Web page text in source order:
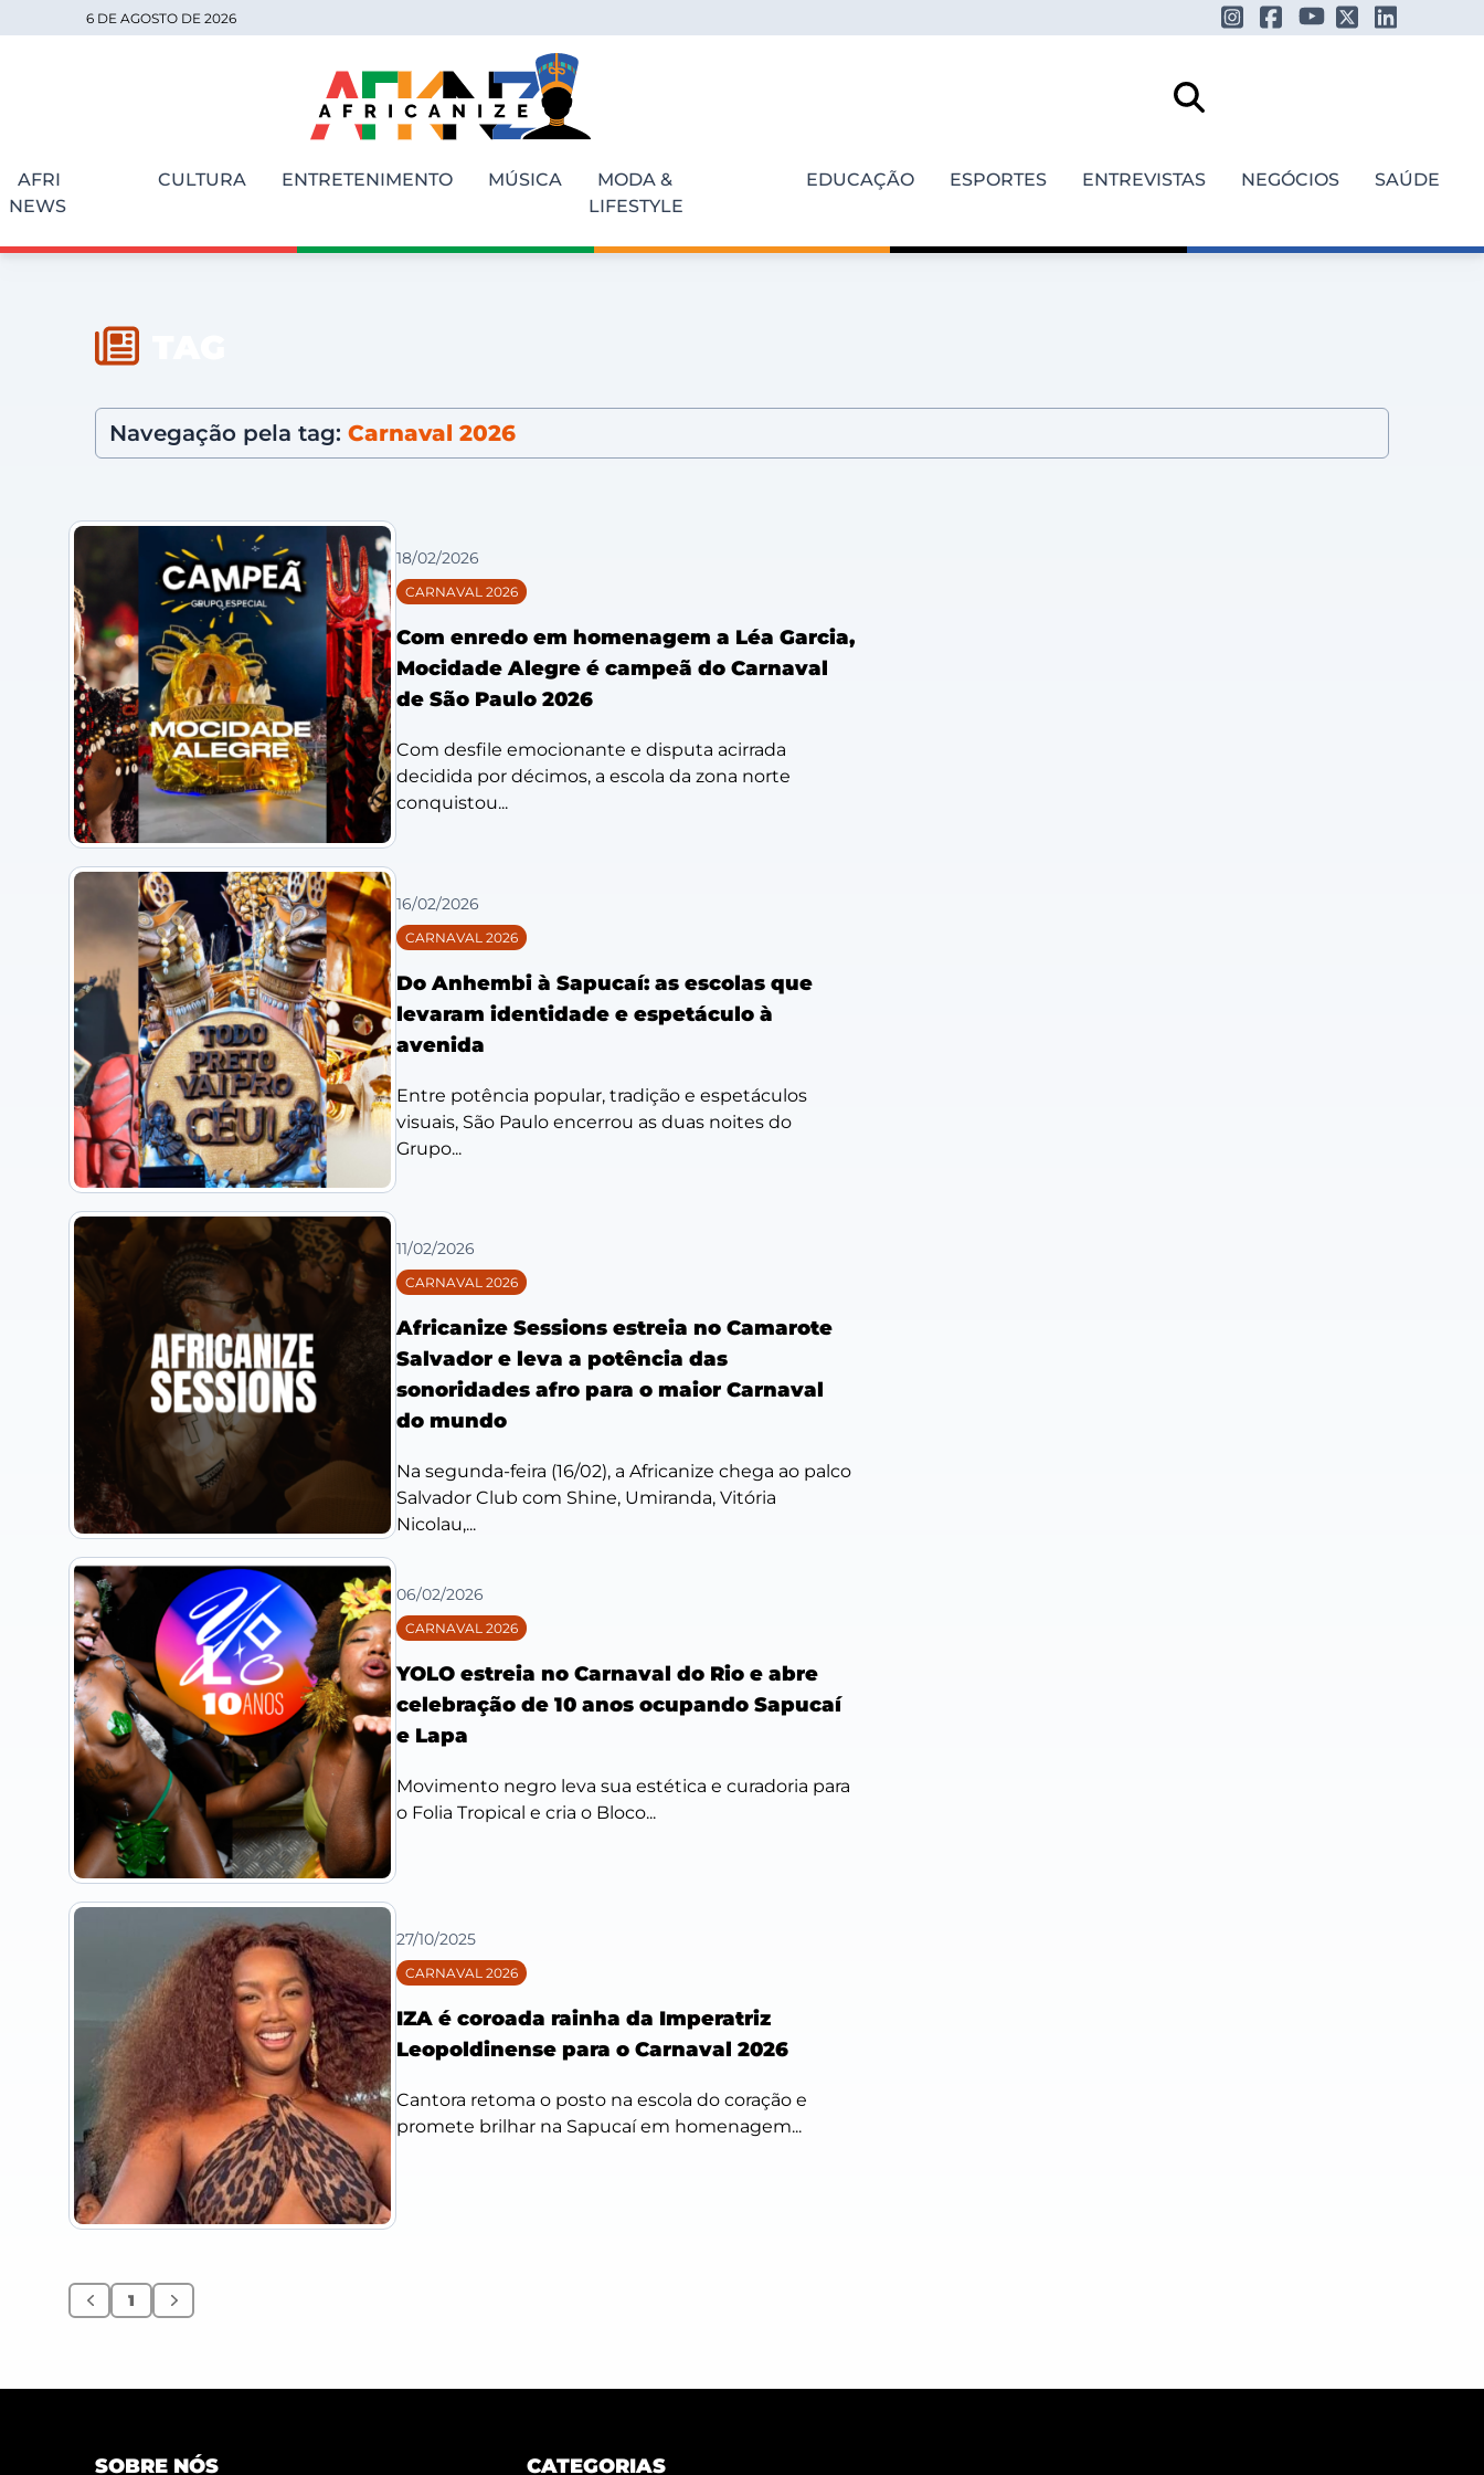
6 DE AGOSTO DE 2026
AFRI
NEWS
CULTURA ENTRETENIMENTO MÚSICA
MODA &
LIFESTYLE
EDUCAÇÃO ESPORTES ENTREVISTAS NEGÓCIOS SAÚDE
Navegação pela tag: Carnaval 2026
18/02/2026
CARNAVAL 2026
Com enredo em homenagem a Léa Garcia,
Mocidade Alegre é campeã do Carnaval
de São Paulo 2026
Com desfile emocionante e disputa acirrada
decidida por décimos, a escola da zona norte
conquistou...
16/02/2026
CARNAVAL 2026
Do Anhembi à Sapucaí: as escolas que
levaram identidade e espetáculo à
avenida
Entre potência popular, tradição e espetáculos
visuais, São Paulo encerrou as duas noites do
Grupo...
11/02/2026
CARNAVAL 2026
Africanize Sessions estreia no Camarote
Salvador e leva a potência das
sonoridades afro para o maior Carnaval
do mundo
Na segunda-feira (16/02), a Africanize chega ao palco
Salvador Club com Shine, Umiranda, Vitória
Nicolau,...
06/02/2026
CARNAVAL 2026
YOLO estreia no Carnaval do Rio e abre
celebração de 10 anos ocupando Sapucaí
e Lapa
Movimento negro leva sua estética e curadoria para
o Folia Tropical e cria o Bloco...
27/10/2025
CARNAVAL 2026
IZA é coroada rainha da Imperatriz
Leopoldinense para o Carnaval 2026
Cantora retoma o posto na escola do coração e
promete brilhar na Sapucaí em homenagem...
Anterior
1 Próximo
SOBRE NÓS CATEGORIAS